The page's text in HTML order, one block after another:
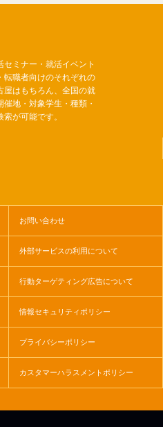
ミナー・就活イベント
転職者向けのそれぞれの
屋はもちろん、全国の就
地・対象学生・種類・
が可能です。
お問い合わせ
外部サービスの利用について
行動ターゲティング広告について
情報セキュリティポリシー
プライバシーポリシー
カスタマーハラスメントポリシー